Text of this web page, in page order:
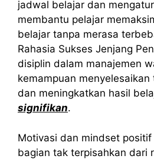
jadwal belajar dan
membantu pelajar
belajar tanpa merasa
Rahasia Sukses Jenjang
disiplin dalam manajemen
kemampuan
dan meningkatkan hasil
signifikan.
Motivasi dan mindset
bagian tak terpisahkan dari